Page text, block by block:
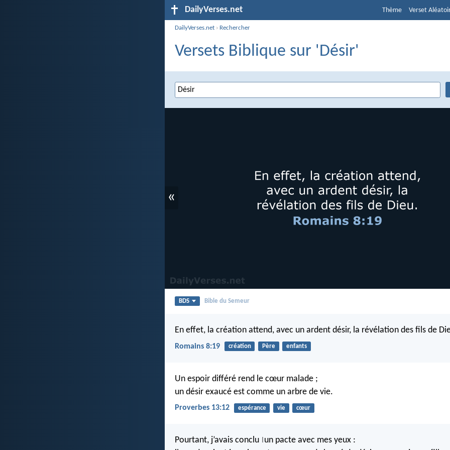
DailyVerses.net Thème Verset
DailyVerses.net › Rechercher
Versets Biblique sur 'Désir'
«
BDS Bible du Semeur
En effet, la création attend, avec un ardent désir, la révélation des fils de
Romains 8:19 création Père enfants
Un espoir différé rend le cœur malade ;
un désir exaucé est comme un arbre de vie.
Proverbes 13:12 espérance vie cœur
Pourtant, j’avais conclu un pacte avec mes yeux :